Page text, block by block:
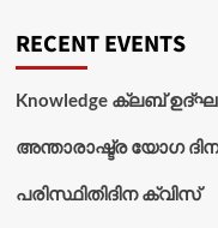
RECENT EVENTS
Knowledge ക്ലബ്
അന്താരാഷ്ട്ര യോഗ
പരിസ്ഥിതിദിന ക്വിസ്